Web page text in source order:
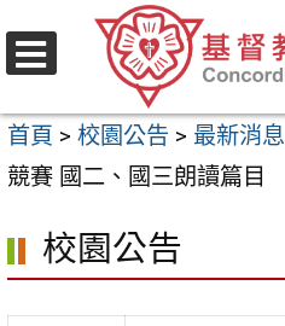
至
要
內
區
首頁 > 校園公告 > 最新消息
競賽 國二、國三朗讀篇目
校園公告
選
單